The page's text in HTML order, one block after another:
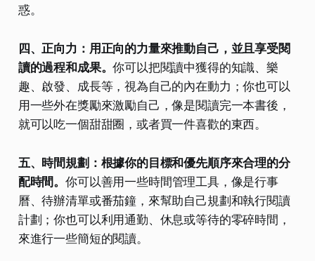
惑。
四、正向力：用正向的力量來推動自己，並且享受閱
讀的過程和成果。你可以把閱讀中獲得的知識、樂
趣、啟發、成長等，視為自己的內在動力；你也可以
用一些外在獎勵來激勵自己，像是閱讀完一本書後，
就可以吃一個甜甜圈，或者買一件喜歡的東西。
五、時間規劃：根據你的目標和優先順序來合理的分
配時間。你可以善用一些時間管理工具，像是行事
曆、待辦清單或番茄鐘，來幫助自己規劃和執行閱讀
計劃；你也可以利用通勤、休息或等待的零碎時間，
來進行一些簡短的閱讀。